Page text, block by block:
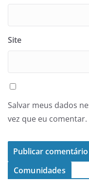
Site
Salvar meus dados
vez que eu comentar.
Comunidades